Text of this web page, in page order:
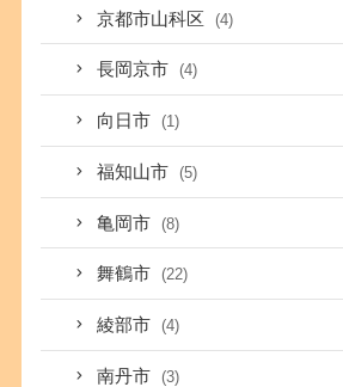
京都市山科区 (4)
長岡京市 (4)
向日市 (1)
福知山市 (5)
亀岡市 (8)
舞鶴市 (22)
綾部市 (4)
南丹市 (3)